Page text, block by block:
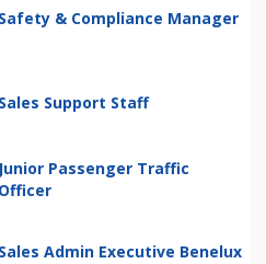
Safety & Compliance Manager
Sales Support Staff
Junior Passenger Traffic
Officer
Sales Admin Executive Benelux